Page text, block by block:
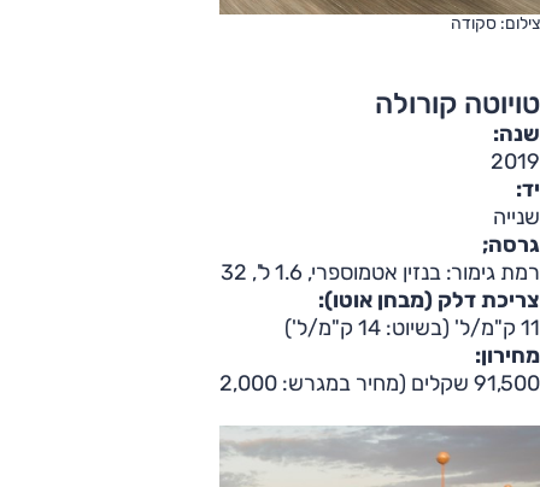
צילום: סקודה
טויוטה קורולה
שנה:
2019
יד:
שנייה
גרסה;
רמת גימור: בנזין אטמוספרי, 1.6 ל', 132 כ"ס; 'סאן'
צריכת דלק (מבחן אוטו):
11 ק"מ/ל' (בשיוט: 14 ק"מ/ל')
מחירון:
91,500 שקלים (מחיר במגרש: 92,000 שקלים)